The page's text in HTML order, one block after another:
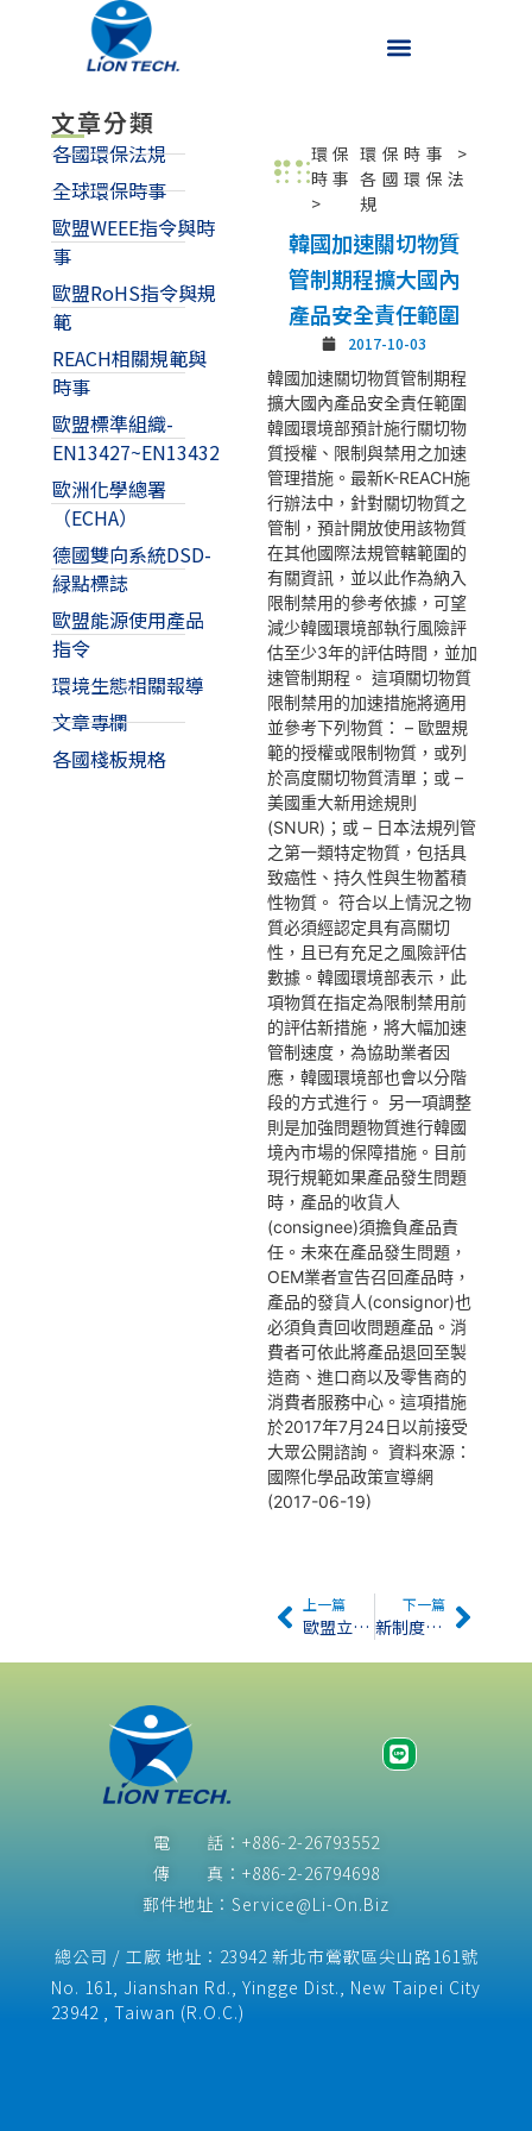
文章分類
各國環保法規
全球環保時事
歐盟WEEE指令與時
事
歐盟RoHS指令與規
範
REACH相關規範與
時事
歐盟標準組織-
EN13427~EN13432
歐洲化學總署
（ECHA）
德國雙向系統DSD-
緑點標誌
歐盟能源使用產品
指令
環境生態相關報導
文章專欄
各國棧板規格
環保
時事
>
環保時事
>
各國環保法
規
韓國加速關切物質
管制期程擴大國內
產品安全責任範圍
2017-10-03
韓國加速關切物質管制期程
擴大國內產品安全責任範圍
韓國環境部預計施行關切物
質授權、限制與禁用之加速
管理措施。最新K-REACH施
行辦法中，針對關切物質之
管制，預計開放使用該物質
在其他國際法規管轄範圍的
有關資訊，並以此作為納入
限制禁用的參考依據，可望
減少韓國環境部執行風險評
估至少3年的評估時間，並加
速管制期程。 這項關切物質
限制禁用的加速措施將適用
並參考下列物質： – 歐盟規
範的授權或限制物質，或列
於高度關切物質清單；或 –
美國重大新用途規則
(SNUR)；或 – 日本法規列管
之第一類特定物質，包括具
致癌性、持久性與生物蓄積
性物質。 符合以上情況之物
質必須經認定具有高關切
性，且已有充足之風險評估
數據。韓國環境部表示，此
項物質在指定為限制禁用前
的評估新措施，將大幅加速
管制速度，為協助業者因
應，韓國環境部也會以分階
段的方式進行。 另一項調整
則是加強問題物質進行韓國
境內市場的保障措施。目前
現行規範如果產品發生問題
時，產品的收貨人
(consignee)須擔負產品責
任。未來在產品發生問題，
OEM業者宣告召回產品時，
產品的發貨人(consignor)也
必須負責回收問題產品。消
費者可依此將產品退回至製
造商、進口商以及零售商的
消費者服務中心。這項措施
於2017年7月24日以前接受
大眾公開諮詢。 資料來源：
國際化學品政策宣導網
(2017-06-19)
上一篇
歐盟立法機構推動服裝業新強制性法例
下一篇
新制度提高中國製造業環保門檻
電 話：+886-2-26793552
傳 真：+886-2-26794698
郵件地址：Service@Li-On.Biz
總公司 / 工廠 地址：23942 新北市鶯歌區尖山路161號
No. 161, Jianshan Rd., Yingge Dist., New Taipei City
23942 , Taiwan (R.O.C.)​